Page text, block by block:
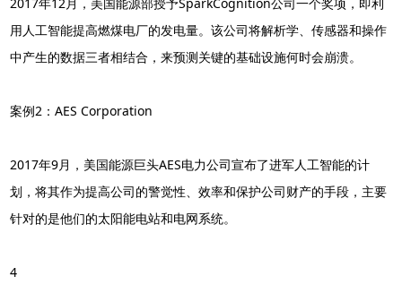
用人工智能提高燃煤电厂的发电量。该公司将解析学、传感器和操作
中产生的数据三者相结合，来预测关键的基础设施何时会崩溃。
案例2：AES Corporation
2017年9月，美国能源巨头AES电力公司宣布了进军人工智能的计
划，将其作为提高公司的警觉性、效率和保护公司财产的手段，主要
针对的是他们的太阳能电站和电网系统。
4